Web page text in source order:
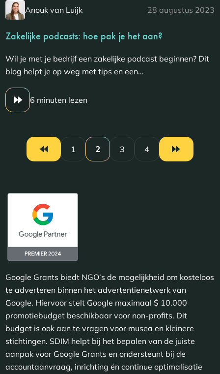
Anouk van Luijk 28 augustus 2023
Zakelijke podcasts: hoe pak je het aan?
Wil je met je bedrijf een zakelijke podcast beginnen? Dit
blog helpt je op weg met tips en een…
6 minuten lezen
1 2 3 4
Google Grants biedt NGO’s de mogelijkheid om kosteloos
te adverteren binnen het advertentienetwerk van
Google. Hiervoor stelt Google maximaal $ 10.000
promotiebudget beschikbaar voor non-profits. Dit
budget is ook aan te vragen voor musea en kleinere
stichtingen. SDIM helpt bij het bepalen van de juiste
aanpak voor Google Grants en ondersteunt bij de
accountaanvraag, inrichting én continue optimalisatie